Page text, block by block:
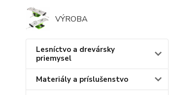
VÝROBA
Lesníctvo a drevársky
priemysel
Materiály a príslušenstvo